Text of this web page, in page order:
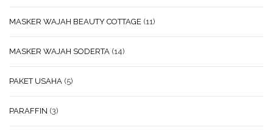
MASKER WAJAH BEAUTY COTTAGE (11)
MASKER WAJAH SODERTA (14)
PAKET USAHA (5)
PARAFFIN (3)